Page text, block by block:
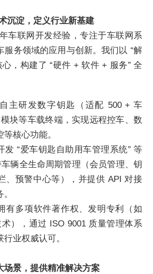
沉淀，定义行业新基建
车联网开发经验，专注于车联网系
服务领域的应用与创新。我们以 “解
，构建了 “硬件 + 软件 + 服务” 全
自主研发数字钥匙（适配 500 + 车
块等车载终端，实现远程控车、数
核心功能。
发 “爱车钥匙自助用车管理系统” 等
辆全生命周期管理（会员管理、钥
、预警中心等），并提供 API 对接
有多项软件著作权、发明专利（如
），通过 ISO 9001 质量管理体系
业权威认可。
场景，提供精准解决方案